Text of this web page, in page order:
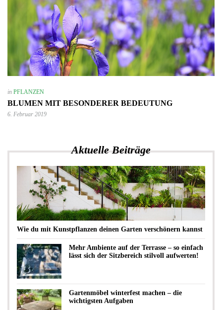
in PFLANZEN
BLUMEN MIT BESONDERER BEDEUTUNG
6. Februar 2019
Aktuelle Beiträge
Wie du mit Kunstpflanzen deinen Garten verschönern kannst
Mehr Ambiente auf der Terrasse – so einfach
lässt sich der Sitzbereich stilvoll aufwerten!
Gartenmöbel winterfest machen – die
wichtigsten Aufgaben